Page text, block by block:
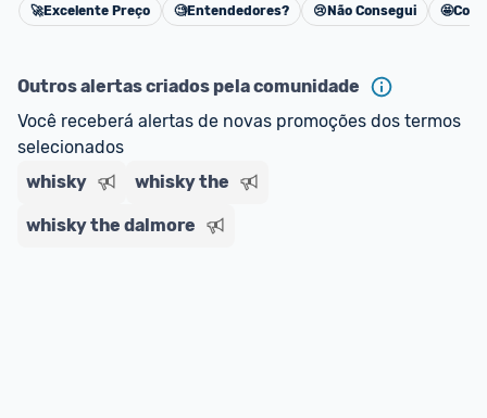
Cancelar
🚀Excelente Preço 🧐Entendedores? 😢 Não Consegui 🤩
Outros alertas criados pela comunidade
Você receberá alertas de novas promoções dos termos
selecionados
whisky
whisky the
whisky the dalmore